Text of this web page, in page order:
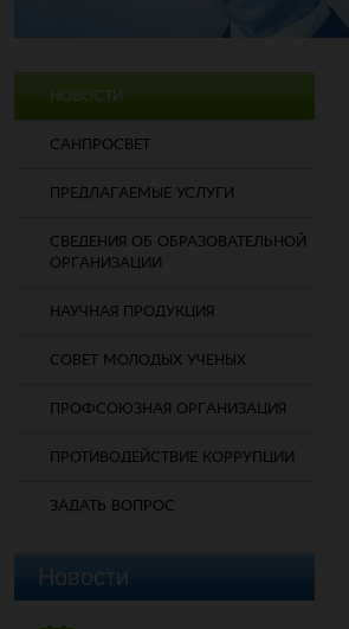
НОВОСТИ
САНПРОСВЕТ
ПРЕДЛАГАЕМЫЕ УСЛУГИ
СВЕДЕНИЯ ОБ ОБРАЗОВАТЕЛЬНОЙ
ОРГАНИЗАЦИИ
НАУЧНАЯ ПРОДУКЦИЯ
СОВЕТ МОЛОДЫХ УЧЕНЫХ
ПРОФСОЮЗНАЯ ОРГАНИЗАЦИЯ
ПРОТИВОДЕЙСТВИЕ КОРРУПЦИИ
ЗАДАТЬ ВОПРОС
Новости